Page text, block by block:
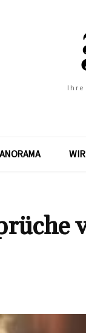
Ihre